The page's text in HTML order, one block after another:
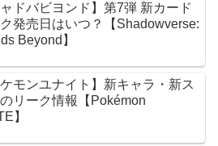
ャドバビヨンド】第7弾 新カード
発売日はいつ？【Shadowverse:
Beyond】
ケモンユナイト】新キャラ・新ス
リーク情報【Pokémon
】